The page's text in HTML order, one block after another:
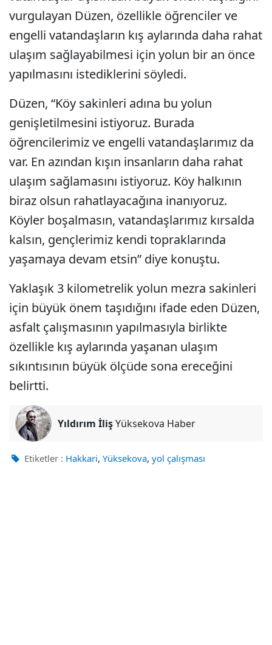
vurgulayan Düzen, özellikle öğrenciler ve
engelli vatandaşların kış aylarında daha rahat
ulaşım sağlayabilmesi için yolun bir an önce
yapılmasını istediklerini söyledi.
Düzen, “Köy sakinleri adına bu yolun
genişletilmesini istiyoruz. Burada
öğrencilerimiz ve engelli vatandaşlarımız da
var. En azından kışın insanların daha rahat
ulaşım sağlamasını istiyoruz. Köy halkının
biraz olsun rahatlayacağına inanıyoruz.
Köyler boşalmasın, vatandaşlarımız kırsalda
kalsın, gençlerimiz kendi topraklarında
yaşamaya devam etsin” diye konuştu.
Yaklaşık 3 kilometrelik yolun mezra sakinleri
için büyük önem taşıdığını ifade eden Düzen,
asfalt çalışmasının yapılmasıyla birlikte
özellikle kış aylarında yaşanan ulaşım
sıkıntısının büyük ölçüde sona ereceğini
belirtti.
Yıldırım İlişYüksekova Haber
Etiketler : Hakkari, Yüksekova, yol çalışması